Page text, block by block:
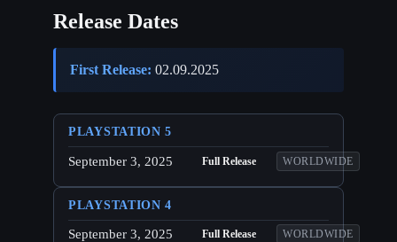
Release Dates
First Release: 02.09.2025
PLAYSTATION 5
September 3, 2025 Full Release WORLDWIDE
PLAYSTATION 4
September 3, 2025 Full Release WORLDWIDE